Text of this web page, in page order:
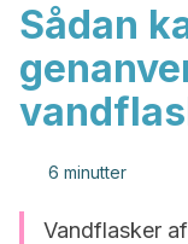
Sådan
6 minutter
Vandflasker